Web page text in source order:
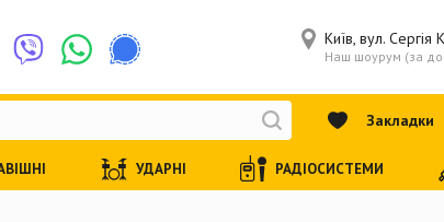
Київ, вул. Сергія
Наш шоурум (за
Закладки
УДАРНІ РАДІОСИСТЕМИ